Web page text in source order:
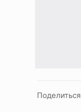
Поделиться